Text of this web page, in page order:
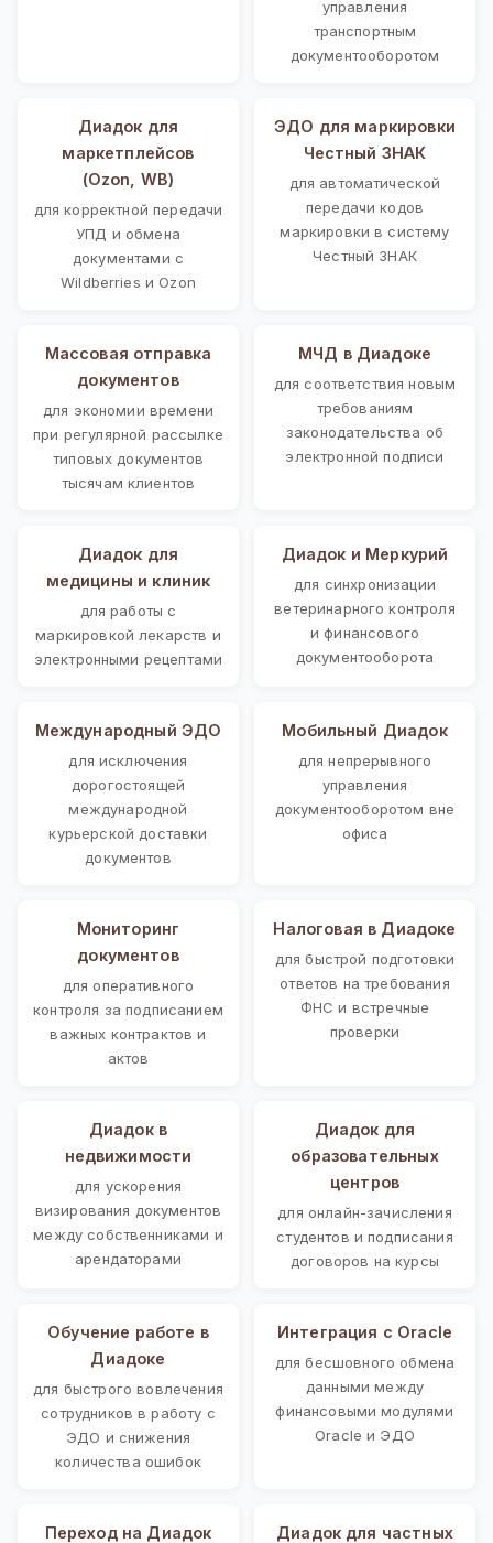
управления
транспортным
документооборотом
Диадок для
маркетплейсов
(Ozon, WB)
для корректной передачи
УПД и обмена
документами с
Wildberries и Ozon
ЭДО для маркировки
Честный ЗНАК
для автоматической
передачи кодов
маркировки в систему
Честный ЗНАК
Массовая отправка
документов
для экономии времени
при регулярной рассылке
типовых документов
тысячам клиентов
МЧД в Диадоке
для соответствия новым
требованиям
законодательства об
электронной подписи
Диадок для
медицины и клиник
для работы с
маркировкой лекарств и
электронными рецептами
Диадок и Меркурий
для синхронизации
ветеринарного контроля
и финансового
документооборота
Международный ЭДО
для исключения
дорогостоящей
международной
курьерской доставки
документов
Мобильный Диадок
для непрерывного
управления
документооборотом вне
офиса
Мониторинг
документов
для оперативного
контроля за подписанием
важных контрактов и
актов
Налоговая в Диадоке
для быстрой подготовки
ответов на требования
ФНС и встречные
проверки
Диадок в
недвижимости
для ускорения
визирования документов
между собственниками и
арендаторами
Диадок для
образовательных
центров
для онлайн-зачисления
студентов и подписания
договоров на курсы
Обучение работе в
Диадоке
для быстрого вовлечения
сотрудников в работу с
ЭДО и снижения
количества ошибок
Интеграция с Oracle
для бесшовного обмена
данными между
финансовыми модулями
Oracle и ЭДО
Переход на Диадок
Диадок для частных